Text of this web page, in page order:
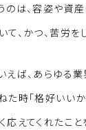
のは、容姿や資
て、かつ、苦労
えば、あらゆる
た時「格好いい
応えてくれたこと